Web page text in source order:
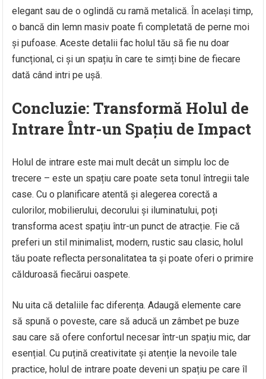
elegant sau de o oglindă cu ramă metalică. În același timp,
o bancă din lemn masiv poate fi completată de perne moi
și pufoase. Aceste detalii fac holul tău să fie nu doar
funcțional, ci și un spațiu în care te simți bine de fiecare
dată când intri pe ușă.
Concluzie: Transformă Holul de
Intrare Într-un Spațiu de Impact
Holul de intrare este mai mult decât un simplu loc de
trecere – este un spațiu care poate seta tonul întregii tale
case. Cu o planificare atentă și alegerea corectă a
culorilor, mobilierului, decorului și iluminatului, poți
transforma acest spațiu într-un punct de atracție. Fie că
preferi un stil minimalist, modern, rustic sau clasic, holul
tău poate reflecta personalitatea ta și poate oferi o primire
călduroasă fiecărui oaspete.
Nu uita că detaliile fac diferența. Adaugă elemente care
să spună o poveste, care să aducă un zâmbet pe buze
sau care să ofere confortul necesar într-un spațiu mic, dar
esențial. Cu puțină creativitate și atenție la nevoile tale
practice, holul de intrare poate deveni un spațiu pe care îl